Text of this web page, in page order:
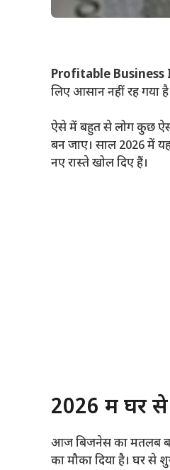
Profitable Business
लिए आसान नहीं रह गया
ऐसे में बहुत से लोग कुछ
बन जाए। साल 2026 में
नए रास्ते खोल दिए हैं।
2026 में घर
आज बिजनेस का मतलब
का मौका दिया है। घर से